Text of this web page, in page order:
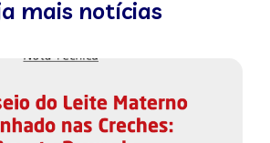
mais notícias